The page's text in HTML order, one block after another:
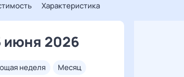
Характеристика
июня 2026
неделя
месяц